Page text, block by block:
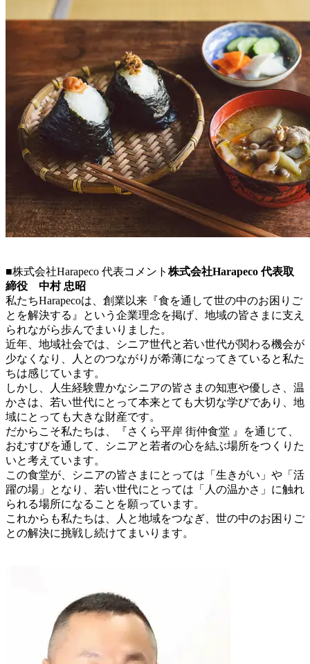
■株式会社Harapeco 代表コメント 株式会社Harapeco 代表取
締役 中村 忠昭
私たちHarapecoは、創業以来『食を通して世の中のお困りご
とを解決する』という企業理念を掲げ、地域の皆さまに支え
られながら歩んでまいりました。
近年、地域社会では、シニア世代と若い世代が関わる機会が
少なくなり、人とのつながりが希薄になってきていると私た
ちは感じています。
しかし、人生経験豊かなシニアの皆さまの知恵や優しさ、温
かさは、若い世代にとって本来とても大切な学びであり、地
域にとっても大きな財産です。
だからこそ私たちは、『さくら平岸 街仲食堂 』を通じて、
おむすびを通して、シニアと若者の心を結ぶ場所をつくりた
いと考えています。
この食堂が、シニアの皆さまにとっては「生きがい」や「活
躍の場」となり、若い世代にとっては「人の温かさ」に触れ
られる場所になることを願っています。
これからも私たちは、人と地域をつなぎ、世の中のお困りご
との解決に挑戦し続けてまいります。